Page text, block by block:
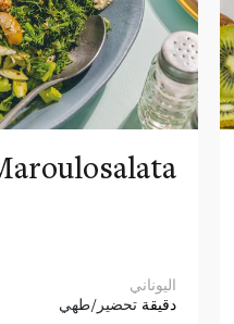
اليوناني
دقيقة تحضير/طهي